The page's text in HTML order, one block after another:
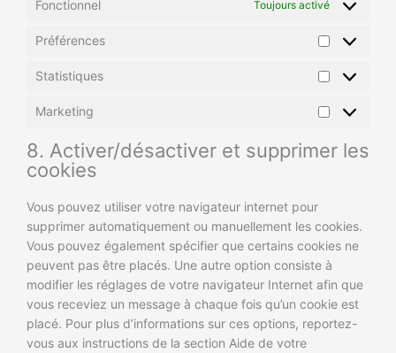
Fonctionnel Toujours activé
Préférences
Statistiques
Marketing
8. Activer/désactiver et supprimer les
cookies
Vous pouvez utiliser votre navigateur internet pour
supprimer automatiquement ou manuellement les cookies.
Vous pouvez également spécifier que certains cookies ne
peuvent pas être placés. Une autre option consiste à
modifier les réglages de votre navigateur Internet afin que
vous receviez un message à chaque fois qu’un cookie est
placé. Pour plus d’informations sur ces options, reportez-
vous aux instructions de la section Aide de votre